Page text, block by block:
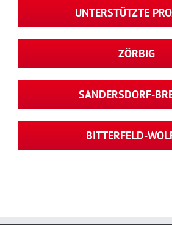
UNTERSTÜTZTE
ZÖRBIG
SANDERSDORF-
BITTERFELD-